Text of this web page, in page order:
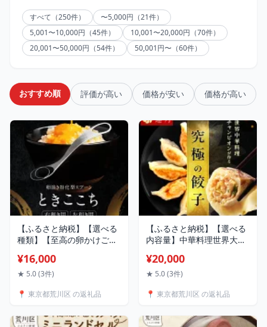
すべて（250件）
〜5,000円（21件）
5,001〜10,000円（45件）
10,001〜20,000円（70件）
20,001〜50,000円（54件）
50,001円〜（60件）
おすすめ順 評価が高い 価格が安い 価格が高い
【ふるさと納税】【選べる
種類】【至高の卵かけご
こち-混ぜれば分かる衝撃の
滑らか食感[箱入り] 右利き
調理器具 キッチン用品 ス
¥16,000
★ 5.0 (3件)
📍 東京都荒川区 の返礼品
【ふるさと納税】【選べる
内容量】中華料理世界大会
蓮月特製 手作り餃子 (冷凍)
特製ラー油付き30個 50個
り寄せ 冷凍食品 おかず 惣
み 贈答 ギフト
¥20,000
★ 5.0 (3件)
📍 東京都荒川区 の返礼品